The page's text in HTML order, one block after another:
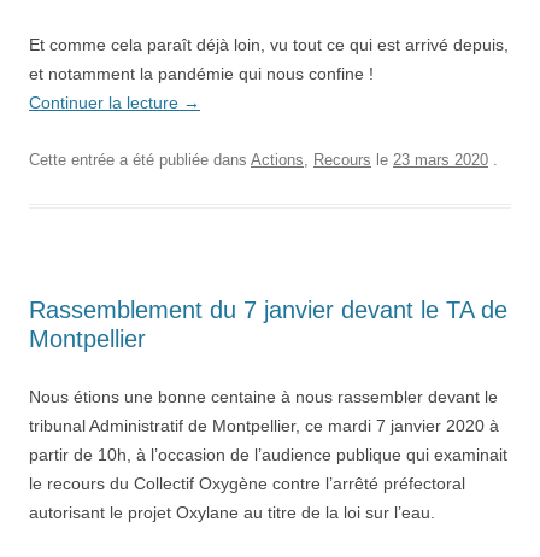
Et comme cela paraît déjà loin, vu tout ce qui est arrivé depuis,
et notamment la pandémie qui nous confine !
Continuer la lecture →
Cette entrée a été publiée dans Actions, Recours le 23 mars 2020 .
Rassemblement du 7 janvier devant le TA de
Montpellier
Nous étions une bonne centaine à nous rassembler devant le
tribunal Administratif de Montpellier, ce mardi 7 janvier 2020 à
partir de 10h, à l’occasion de l’audience publique qui examinait
le recours du Collectif Oxygène contre l’arrêté préfectoral
autorisant le projet Oxylane au titre de la loi sur l’eau.